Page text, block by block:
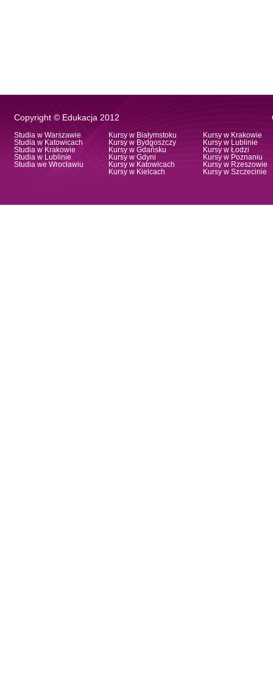
Copyright © Edukacja 2012
Studia w Warszawie
Studia w Katowicach
Studia w Krakowie
Studia w Lublinie
Studia we Wrocławiu
Kursy w Białymstoku
Kursy w Bydgoszczy
Kursy w Gdańsku
Kursy w Gdyni
Kursy w Katowicach
Kursy w Kielcach
Kursy w Krakowie
Kursy w Lublinie
Kursy w Łodzi
Kursy w Poznaniu
Kursy w Rzeszowie
Kursy w Szczecinie